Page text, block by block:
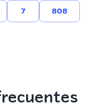
7 808